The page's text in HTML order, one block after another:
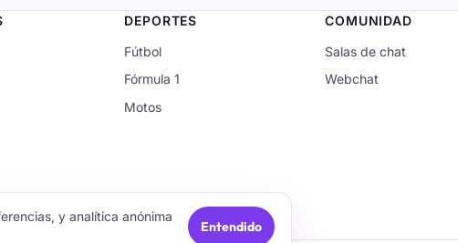
DEPORTES
Fútbol
Fórmula 1
Motos
COMUNIDAD
Salas de chat
Webchat
y analítica anónima
Entendido